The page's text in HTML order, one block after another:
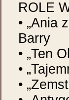
ROLE
• „Ania
Barry
• „Ten
•
•